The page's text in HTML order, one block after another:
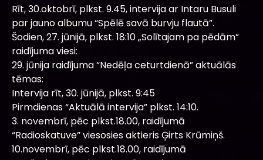
Rīt, 30.oktobrī, plkst. 9.45, intervija ar Intaru Busuli
par jauno albumu “Spēlē savā burvju flautā”.
Šodien, 27. jūnijā, plkst. 18:10 „Solītajam pa pēdām”
raidījuma viesi:
29. jūnija raidījuma “Nedēļa ceturtdienā” aktuālās
tēmas:
Intervija rīt, 30. jūnijā, plkst. 9:45
Pirmdienas “Aktuālā intervija” plkst. 14:10.
3. novembrī, pēc plkst.18.00, raidījumā
“Radioskatuve” viesosies aktieris Ģirts Krūmiņš.
10.novembrī, pēc plkst.18.00, raidījumā